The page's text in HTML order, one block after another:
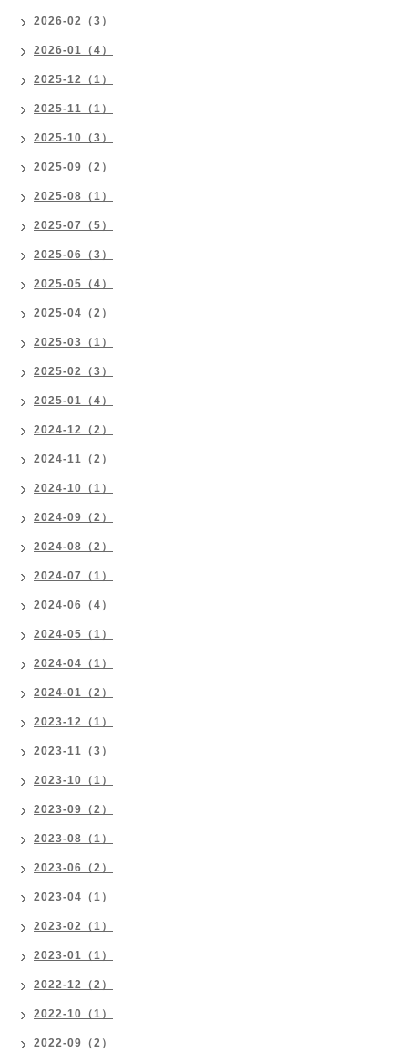
2026-02（3）
2026-01（4）
2025-12（1）
2025-11（1）
2025-10（3）
2025-09（2）
2025-08（1）
2025-07（5）
2025-06（3）
2025-05（4）
2025-04（2）
2025-03（1）
2025-02（3）
2025-01（4）
2024-12（2）
2024-11（2）
2024-10（1）
2024-09（2）
2024-08（2）
2024-07（1）
2024-06（4）
2024-05（1）
2024-04（1）
2024-01（2）
2023-12（1）
2023-11（3）
2023-10（1）
2023-09（2）
2023-08（1）
2023-06（2）
2023-04（1）
2023-02（1）
2023-01（1）
2022-12（2）
2022-10（1）
2022-09（2）